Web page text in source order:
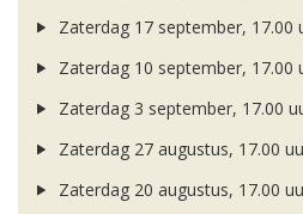
Zaterdag 17 september, 17.00
Zaterdag 10 september, 17.00
Zaterdag 3 september, 17.00
Zaterdag 27 augustus, 17.00
Zaterdag 20 augustus, 17.00